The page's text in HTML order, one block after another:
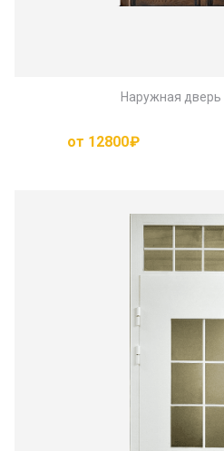
Наружная дверь
от 12800₽